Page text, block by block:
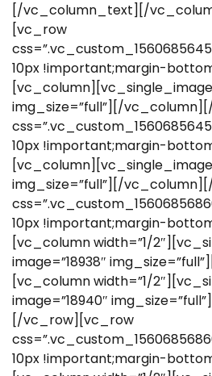
[/vc_column_text][/
[vc_row
10px !important;margin-
[vc_column][vc_single_image
img_size=”full”][/
10px !important;margin-
[vc_column][vc_single_image
img_size=”full”][/
10px !important;margin-
[vc_column width=”1/
image=”18938″
[vc_column width=”1/
image=”18940″
[/vc_row][vc_row
10px !important;margin-